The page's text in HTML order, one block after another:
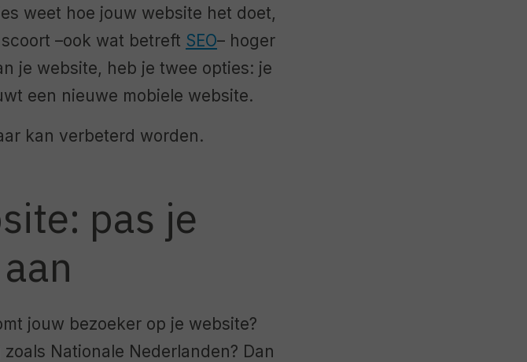
weet hoe jouw website het doet,
–ook wat betreft SEO– hoger
je website, heb je twee opties: je
een nieuwe mobiele website.
kan verbeterd worden.
pas je
jouw bezoeker op je website?
Nationale Nederlanden? Dan